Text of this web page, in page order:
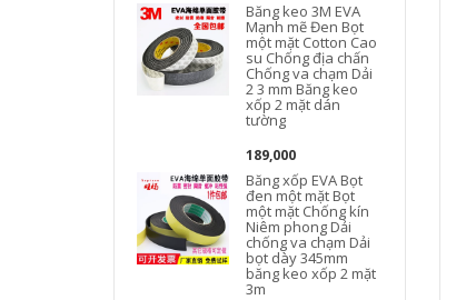
Băng keo 3M EVA
Mạnh mẽ Đen Bọt
một mặt Cotton Cao
su Chống địa chấn
Chống va chạm Dải
2 3 mm Băng keo
xốp 2 mặt dán
tường
189,000
Băng xốp EVA Bọt
đen một mặt Bọt
một mặt Chống kín
Niêm phong Dải
chống va chạm Dải
bọt dày 345mm
băng keo xốp 2 mặt
3m